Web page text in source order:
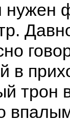
нужен
в